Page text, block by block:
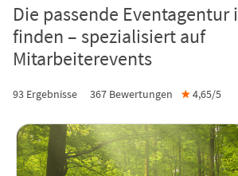
Die passende Eventagentur
finden – spezialisiert auf
Mitarbeiterevents
93 Ergebnisse 367 Bewertungen ★4,65/5